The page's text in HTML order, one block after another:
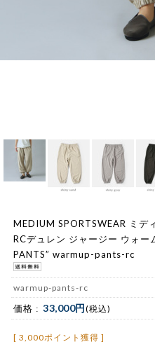
MEDIUM SPORTSWEAR ミデ
RCデュレン ジャージー ウォー
PANTS” warmup-pants-rc
warmup-pants-rc
価格 : 33,000円(税込)
[ 3,000ポイント獲得 ]